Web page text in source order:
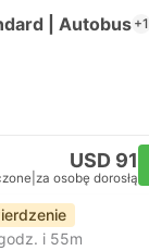
| Autobus+1
USD 91
za osobę dorosłą
i 55m